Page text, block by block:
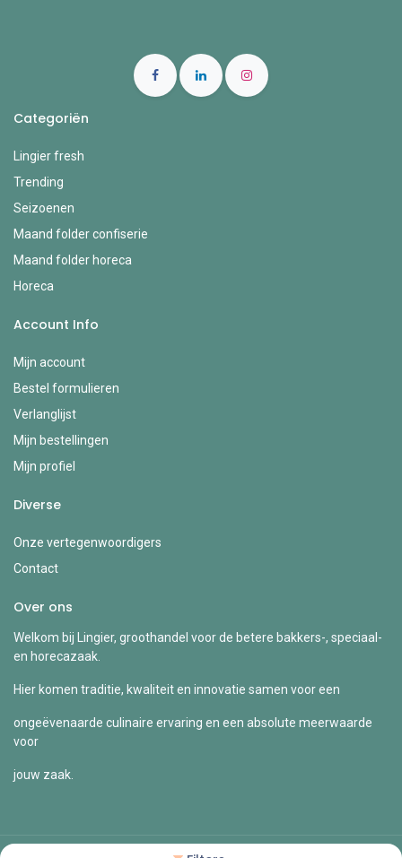
Categoriën
Lingier fresh
Trending
Seizoenen
Maand folder confiserie
Maand folder horeca
Horeca
Account Info
Mijn account
Bestel formulieren
Verlanglijst
Mijn bestellingen
Mijn profiel
Diverse
Onze vertegenwoordigers
Contact
Over ons
Welkom bij Lingier, groothandel voor de betere bakkers-, speciaal-
en horecazaak.
Hier komen traditie, kwaliteit en innovatie samen voor een
ongeëvenaarde culinaire ervaring en een absolute meerwaarde
voor
jouw zaak.